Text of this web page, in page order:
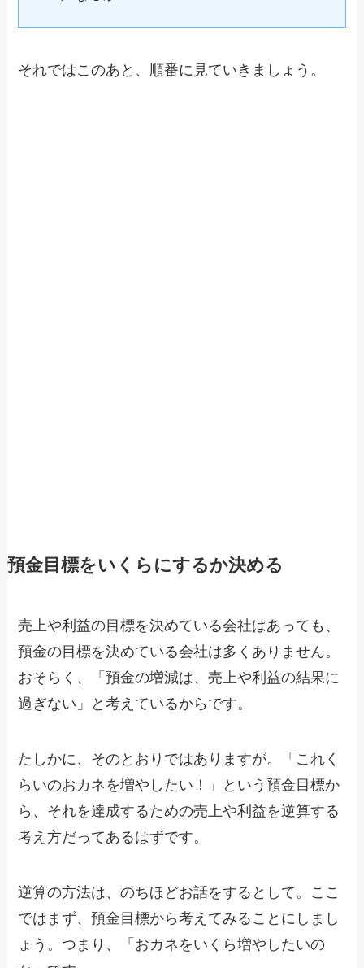
それではこのあと、順番に見ていきましょう。
預金目標をいくらにするか決める
売上や利益の目標を決めている会社はあっても、
預金の目標を決めている会社は多くありません。
おそらく、「預金の増減は、売上や利益の結果に
過ぎない」と考えているからです。
たしかに、そのとおりではありますが。「これく
らいのおカネを増やしたい！」という預金目標か
ら、それを達成するための売上や利益を逆算する
考え方だってあるはずです。
逆算の方法は、のちほどお話をするとして。ここ
ではまず、預金目標から考えてみることにしまし
ょう。つまり、「おカネをいくら増やしたいの